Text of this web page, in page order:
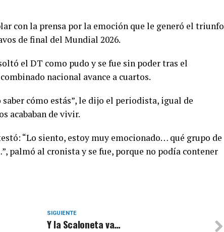
con la prensa por la emoción que le generó el triunfo
de final del Mundial 2026.
el DT como pudo y se fue sin poder tras el
nacional avance a cuartos.
cómo estás”, le dijo el periodista, igual de
acababan de vivir.
“Lo siento, estoy muy emocionado… qué grupo de
palmó al cronista y se fue, porque no podía contener
SIGUIENTE
Y la Scaloneta va…